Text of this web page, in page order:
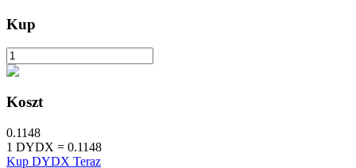
Kup
Koszt
0.1148
1 DYDX = 0.1148
Kup DYDX Teraz